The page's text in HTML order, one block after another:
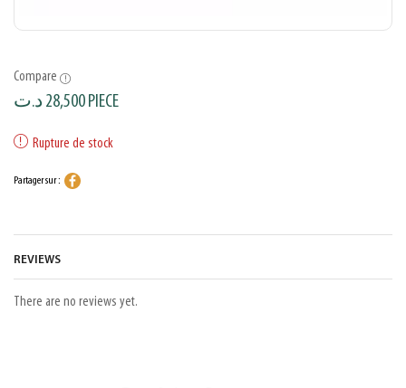
Compare
28,500د.ت PIECE
Rupture de stock
Partager sur :
REVIEWS
There are no reviews yet.